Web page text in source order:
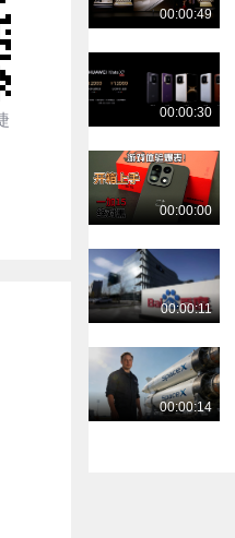
00:00:11
00:03:15
00:00:30
00:00:49
00:00:30
00:00:00
00:00:11
00:00:14